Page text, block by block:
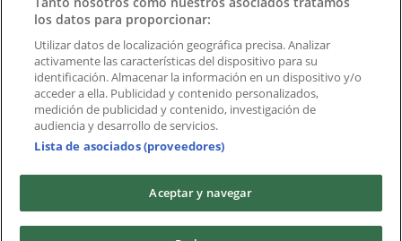
Negocios cercanos
Productos
Productos locales
Ciudades
Descargar la APP Tiendeo
Copyright © Tiendeo ® 2026 · Shopfully Marketing S.L.U. –
los datos para proporcionar:
Utilizar datos de localización geográfica precisa. Analizar
activamente las características del dispositivo para su
identificación. Almacenar la información en un dispositivo y/o
acceder a ella. Publicidad y contenido personalizados,
medición de publicidad y contenido, investigación de
audiencia y desarrollo de servicios.
Lista de asociados (proveedores)
Aceptar y navegar